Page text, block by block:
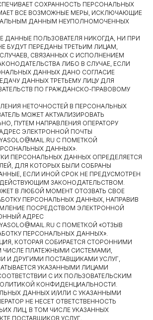
СОХРАННОСТЬ ПЕРСОНАЛЬНЫХ
ВСЕ ВОЗМОЖНЫЕ МЕРЫ, ИСКЛЮЧАЮЩИЕ
ДАННЫМ НЕУПОЛНОМОЧЕННЫХ
ДАННЫЕ ПОЛЬЗОВАТЕЛЯ НИКОГДА, НИ ПРИ
БУДУТ ПЕРЕДАНЫ ТРЕТЬИМ ЛИЦАМ,
СВЯЗАННЫХ С ИСПОЛНЕНИЕМ
ЛИБО В СЛУЧАЕ, ЕСЛИ
ДАННЫХ ДАНО СОГЛАСИЕ
ДАННЫХ ТРЕТЬЕМУ ЛИЦУ ДЛЯ
ПО ГРАЖДАНСКО-ПРАВОВОМУ
НЕТОЧНОСТЕЙ В ПЕРСОНАЛЬНЫХ
МОЖЕТ АКТУАЛИЗИРОВАТЬ
ПУТЕМ НАПРАВЛЕНИЯ ОПЕРАТОРУ
ЭЛЕКТРОННОЙ ПОЧТЫ
С ПОМЕТКОЙ
ДАННЫХ».
ПЕРСОНАЛЬНЫХ ДАННЫХ ОПРЕДЕЛЯЕТСЯ
ДЛЯ КОТОРЫХ БЫЛИ СОБРАНЫ
ЕСЛИ ИНОЙ СРОК НЕ ПРЕДУСМОТРЕН
ЗАКОНОДАТЕЛЬСТВОМ.
В ЛЮБОЙ МОМЕНТ ОТОЗВАТЬ СВОЕ
ПЕРСОНАЛЬНЫХ ДАННЫХ, НАПРАВИВ
ПОСРЕДСТВОМ ЭЛЕКТРОННОЙ
АДРЕС
С ПОМЕТКОЙ «ОТЗЫВ
ПЕРСОНАЛЬНЫХ ДАННЫХ».
КОТОРАЯ СОБИРАЕТСЯ СТОРОННИМИ
ЧИСЛЕ ПЛАТЕЖНЫМИ СИСТЕМАМИ,
И ДРУГИМИ ПОСТАВЩИКАМИ УСЛУГ,
УКАЗАННЫМИ ЛИЦАМИ
С ИХ ПОЛЬЗОВАТЕЛЬСКИМ
КОНФИДЕНЦИАЛЬНОСТИ.
ДАННЫХ И/ИЛИ С УКАЗАННЫМИ
НЕ НЕСЕТ ОТВЕТСТВЕННОСТЬ
ЛИЦ, В ТОМ ЧИСЛЕ УКАЗАННЫХ
ПОСТАВЩИКОВ УСЛУГ.
165-88-33
530-38-98
о нас
вопросы
Главная
Услуги
просчет